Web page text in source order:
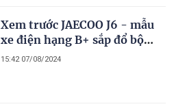
Xem trước JAECOO J6 - mẫu
xe điện hạng B+ sắp đổ bộ
vào thị trường Việt
15:42 07/08/2024